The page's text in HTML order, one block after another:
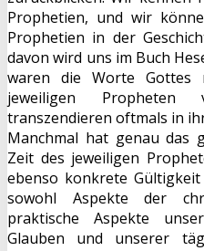
Prophetien, und wir
Prophetien in der
davon wird uns im Buch
waren die Worte
jeweiligen Propheten
transzendieren oftmals in
Manchmal hat genau das
Zeit des jeweiligen
ebenso konkrete
sowohl Aspekte der
praktische Aspekte
Glauben und unserer